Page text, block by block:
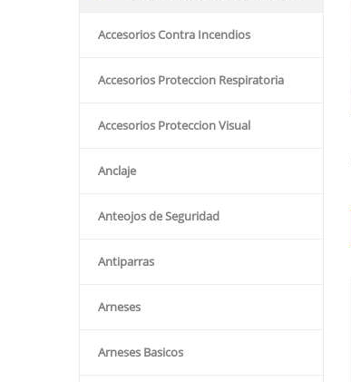
Accesorios Contra Incendios
Accesorios Proteccion Respiratoria
Accesorios Proteccion Visual
Anclaje
Anteojos de Seguridad
Antiparras
Arneses
Arneses Basicos